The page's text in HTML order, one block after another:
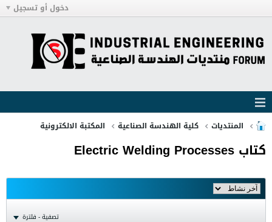
دخول أو تسجيل
المنتديات كلية الهندسة الصناعية المكتبة الالكترونية
كتاب Electric Welding Processes
تصفية - فلترة